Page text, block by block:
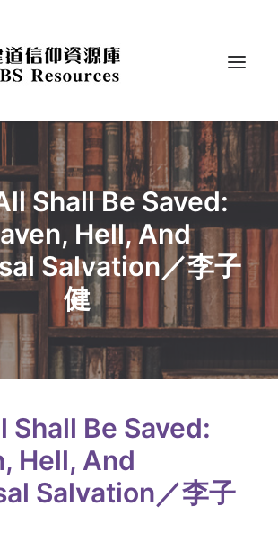
Shall Be Saved:
Hell, And
Salvation／李子
健
Shall Be Saved:
Hell, And
Salvation／李子